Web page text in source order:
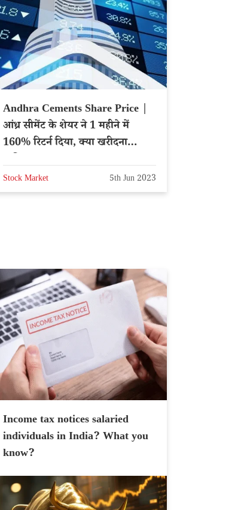
Andhra Cements Share Price |
आंध्र सीमेंट के शेयर ने 1 महीने में
160% रिटर्न दिया, क्या खरीदना
Stock Market 5th Jun 2023
Income tax notices salaried
individuals in India? What you
know?